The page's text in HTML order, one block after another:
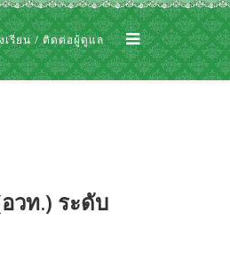
เรียน / ติดต่อผู้ดูแล
วท.) ระดับ